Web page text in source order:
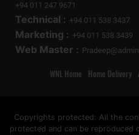
+94 011 247 9671
Technical : +94 011 538 3437
Marketing : +94 011 538 3439
Web Master :
WNL Home Home Delivery
Copyrights protected: All the
protected and can be reproduced